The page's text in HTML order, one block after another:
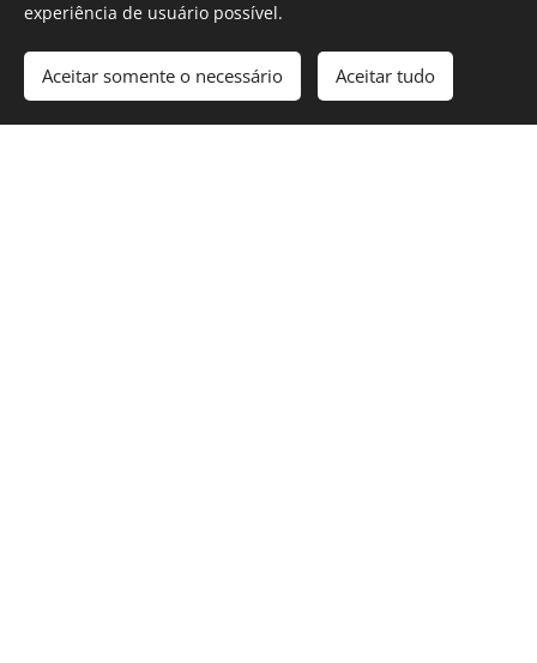
FIFA World Cup: Visa strengthens support for women's soccer
Crie seu site grátis! Comece agora
experiência de usuário possível.
Aceitar somente o necessário Aceitar tudo